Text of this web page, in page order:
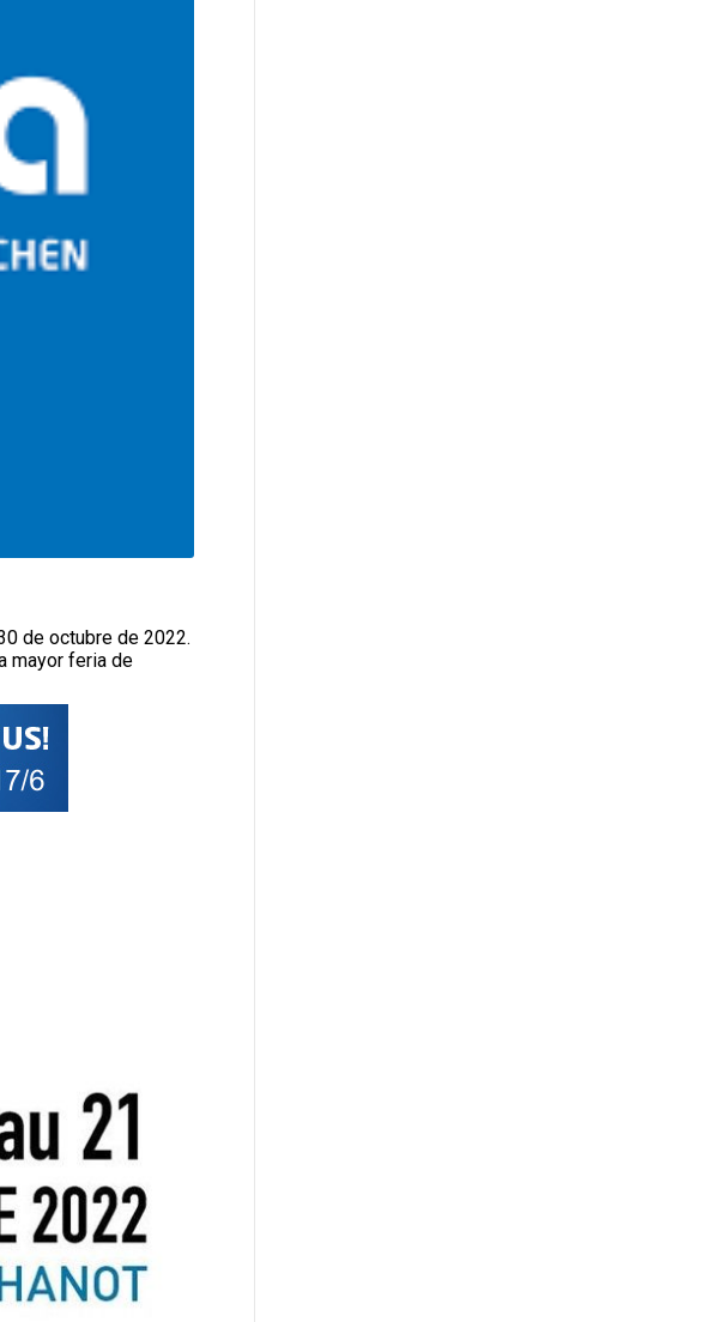
de octubre de 2022.
mayor feria de